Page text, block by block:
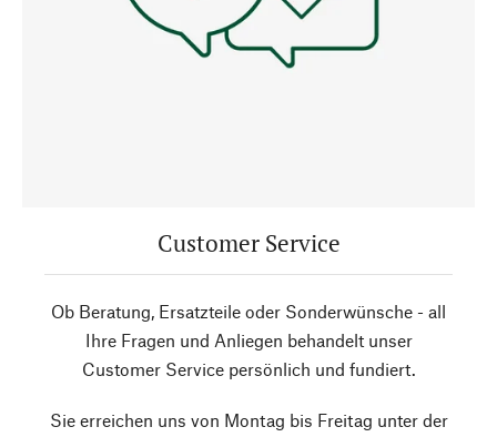
Customer Service
Ob Beratung, Ersatzteile oder Sonderwünsche - all
Ihre Fragen und Anliegen behandelt unser
Customer Service persönlich und fundiert.
Sie erreichen uns von Montag bis Freitag unter der